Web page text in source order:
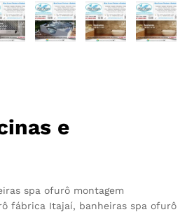
e
spa ofurô montagem
fábrica Itajaí, banheiras spa ofurô